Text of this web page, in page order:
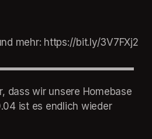
mehr: https://bit.ly/3V7FXj2
dass wir unsere Homebase
ist es endlich wieder